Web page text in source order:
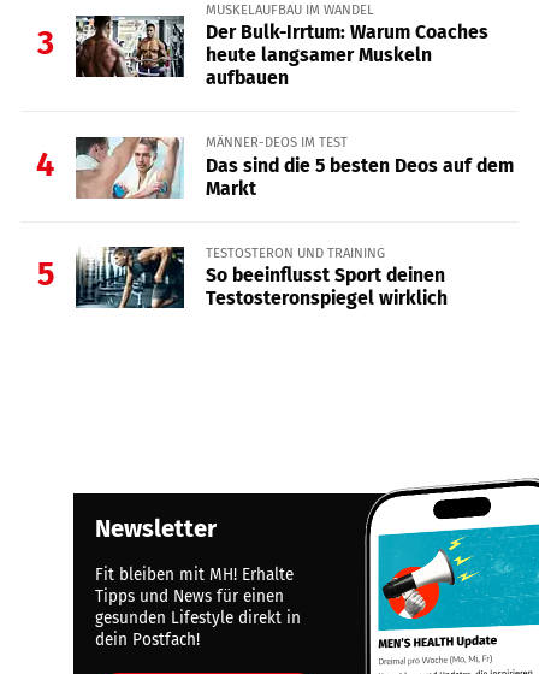
3
MUSKELAUFBAU IM WANDEL
Der Bulk-Irrtum: Warum Coaches
heute langsamer Muskeln
aufbauen
4
MÄNNER-DEOS IM TEST
Das sind die 5 besten Deos auf dem
Markt
5
TESTOSTERON UND TRAINING
So beeinflusst Sport deinen
Testosteronspiegel wirklich
Newsletter
Fit bleiben mit MH! Erhalte
Tipps und News für einen
gesunden Lifestyle direkt in
dein Postfach!